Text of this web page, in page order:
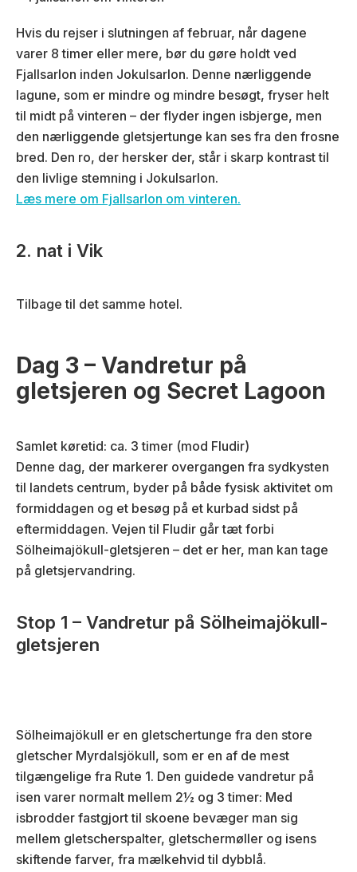
Hvis du rejser i slutningen af februar, når dagene
varer 8 timer eller mere, bør du gøre holdt ved
Fjallsarlon inden Jokulsarlon. Denne nærliggende
lagune, som er mindre og mindre besøgt, fryser helt
til midt på vinteren – der flyder ingen isbjerge, men
den nærliggende gletsjertunge kan ses fra den frosne
bred. Den ro, der hersker der, står i skarp kontrast til
den livlige stemning i Jokulsarlon.
Læs mere om Fjallsarlon om vinteren.
2. nat i Vik
Tilbage til det samme hotel.
Dag 3 – Vandretur på
gletsjeren og Secret Lagoon
Samlet køretid: ca. 3 timer (mod Fludir)
Denne dag, der markerer overgangen fra sydkysten
til landets centrum, byder på både fysisk aktivitet om
formiddagen og et besøg på et kurbad sidst på
eftermiddagen. Vejen til Fludir går tæt forbi
Sölheimajökull-gletsjeren – det er her, man kan tage
på gletsjervandring.
Stop 1 – Vandretur på Sölheimajökull-
gletsjeren
Sölheimajökull er en gletschertunge fra den store
gletscher Myrdalsjökull, som er en af de mest
tilgængelige fra Rute 1. Den guidede vandretur på
isen varer normalt mellem 2½ og 3 timer: Med
isbrodder fastgjort til skoene bevæger man sig
mellem gletscherspalter, gletschermøller og isens
skiftende farver, fra mælkehvid til dybblå.